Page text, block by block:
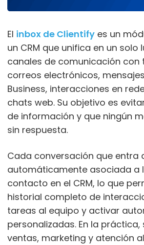
El inbox de Clientify es un
un CRM que unifica en un solo
canales de comunicación con
correos electrónicos,
Business, interacciones en
chats web. Su objetivo es
de información y que ningún
sin respuesta.
Cada conversación que entra
automáticamente asociada a
contacto en el CRM, lo que
historial completo de
tareas al equipo y activar
personalizadas. En la
ventas, marketing y atención